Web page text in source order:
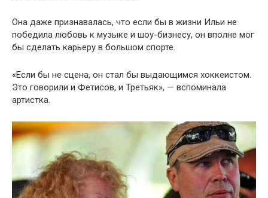
Она даже признавалась, что если бы в жизни Ильи не
победила любовь к музыке и шоу-бизнесу, он вполне мог
бы сделать карьеру в большом спорте.
«Если бы не сцена, он стал бы выдающимся хоккеистом.
Это говорили и Фетисов, и Третьяк», — вспоминала
артистка.